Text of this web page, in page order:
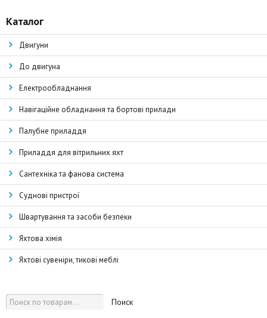
Каталог
Двигуни
До двигуна
Електрообладнання
Навігаційне обладнання та бортові прилади
Палубне приладдя
Приладдя для вітрильних яхт
Сантехніка та фанова система
Суднові пристрої
Швартування та засоби безпеки
Яхтова хімія
Яхтові сувеніри, тикові меблі
Поиск